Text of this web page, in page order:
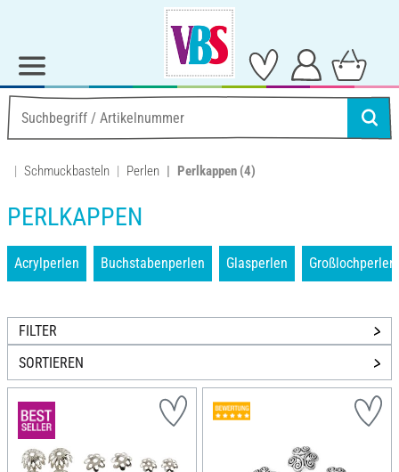
Schmuckbasteln Perlen Perlkappen (4)
PERLKAPPEN
Acrylperlen Buchstabenperlen Glasperlen Großlochperlen
FILTER
SORTIEREN